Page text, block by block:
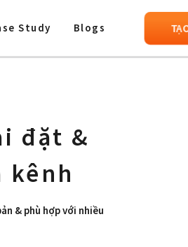
Study Blogs
đặt &
kênh
& phù hợp với nhiều